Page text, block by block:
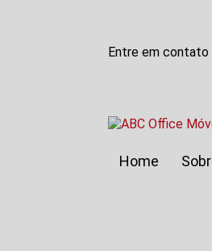
Entre em contato
Home